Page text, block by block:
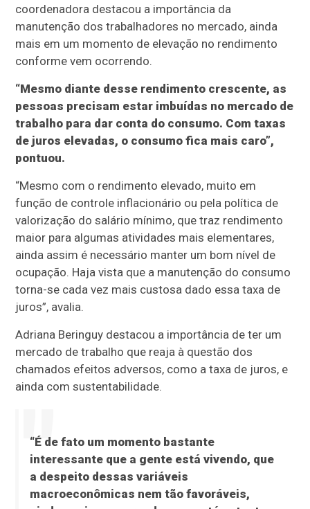
coordenadora destacou a importância da
manutenção dos trabalhadores no mercado, ainda
mais em um momento de elevação no rendimento
conforme vem ocorrendo.
“Mesmo diante desse rendimento crescente, as
pessoas precisam estar imbuídas no mercado de
trabalho para dar conta do consumo. Com taxas
de juros elevadas, o consumo fica mais caro”,
pontuou.
“Mesmo com o rendimento elevado, muito em
função de controle inflacionário ou pela política de
valorização do salário mínimo, que traz rendimento
maior para algumas atividades mais elementares,
ainda assim é necessário manter um bom nível de
ocupação. Haja vista que a manutenção do consumo
torna-se cada vez mais custosa dado essa taxa de
juros”, avalia.
Adriana Beringuy destacou a importância de ter um
mercado de trabalho que reaja à questão dos
chamados efeitos adversos, como a taxa de juros, e
ainda com sustentabilidade.
“É de fato um momento bastante
interessante que a gente está vivendo, que
a despeito dessas variáveis
macroeconômicas nem tão favoráveis,